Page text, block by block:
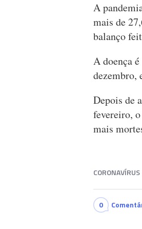
A
mais de
balanço
A doença
dezembro,
Depois de
fevereiro,
mais
CORONAVÍRUS
0